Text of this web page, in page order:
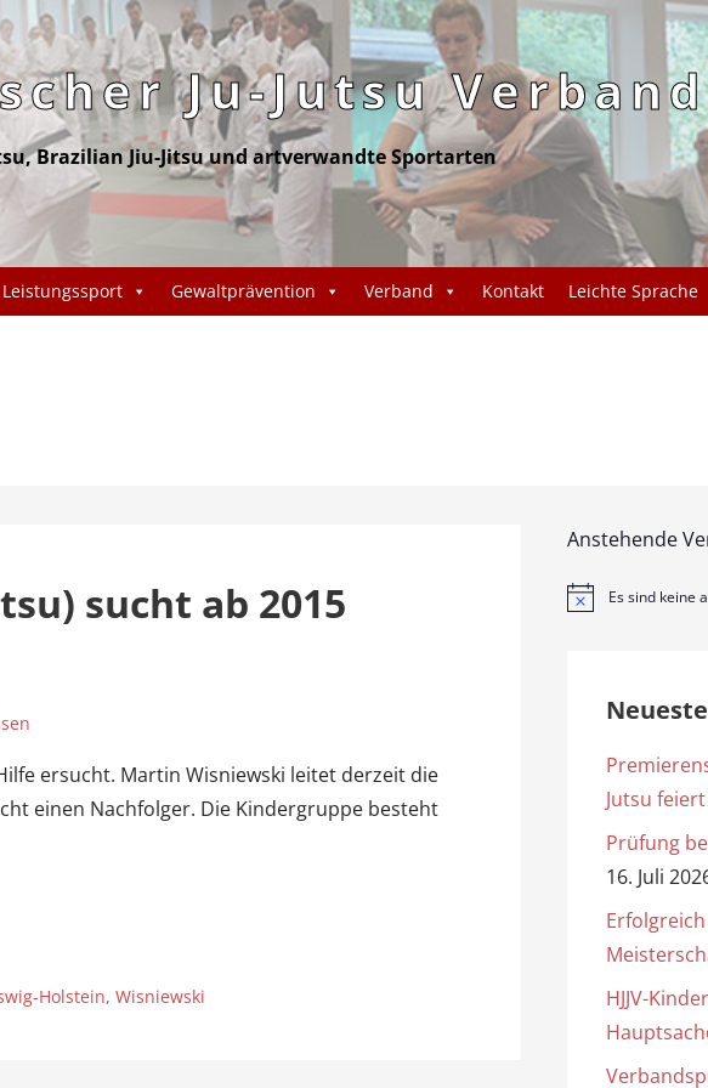
Ju-Jutsu
Brazilian Jiu-Jitsu und artverwandte Sportarten
Leistungssport Gewaltprävention Verband Kontakt Leichte Sprache
sucht ab 2015
ersucht. Martin Wisniewski leitet derzeit die
einen Nachfolger. Die Kindergruppe besteht
Holstein, Wisniewski
Anstehende
H
Es sind keine
Jutsu
Prüfung
16. Juli
HJJV-